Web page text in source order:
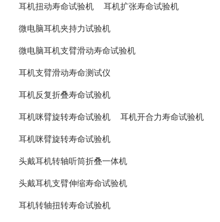
耳机扭动寿命试验机 耳机扩张寿命试验机
微电脑耳机夹持力试验机
微电脑耳机支臂滑动寿命试验机
耳机支臂滑动寿命测试仪
耳机反复折叠寿命试验机
耳机咪臂旋转寿命试验机 耳机开合力寿命试验机
耳机咪臂旋转寿命试验机
头戴耳机转轴听筒折叠一体机
头戴耳机支臂伸缩寿命试验机
耳机转轴扭转寿命试验机